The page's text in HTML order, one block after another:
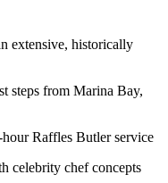
extensive, historically
steps from Marina Bay,
Raffles Butler service
celebrity chef concepts